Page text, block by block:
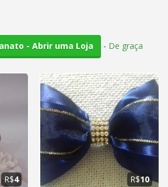
- Abrir uma Loja - De graça
R$4 R$10